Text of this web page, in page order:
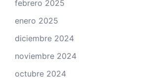
febrero 2025
enero 2025
diciembre 2024
noviembre 2024
octubre 2024